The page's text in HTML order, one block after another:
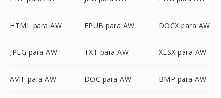
HTML para AW EPUB para AW DOCX para AW
JPEG para AW TXT para AW XLSX para AW
AVIF para AW DOC para AW BMP para AW